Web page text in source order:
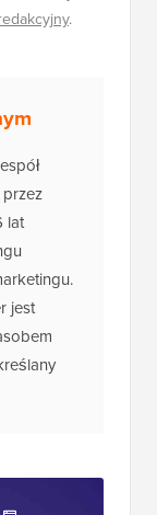
.
lat
jest